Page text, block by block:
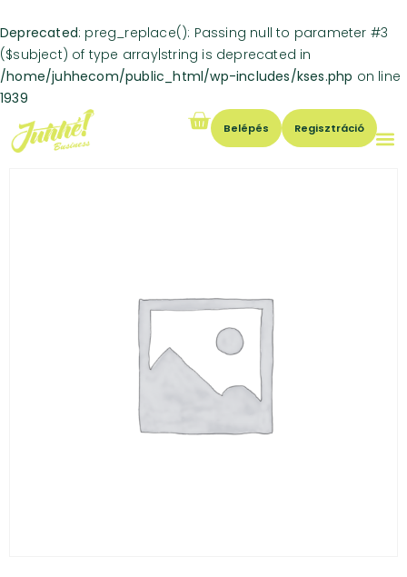
Deprecated: preg_replace(): Passing null to parameter #3
($subject) of type array|string is deprecated in
/home/juhhecom/public_html/wp-includes/kses.php on line
1939
Belépés Regisztráció